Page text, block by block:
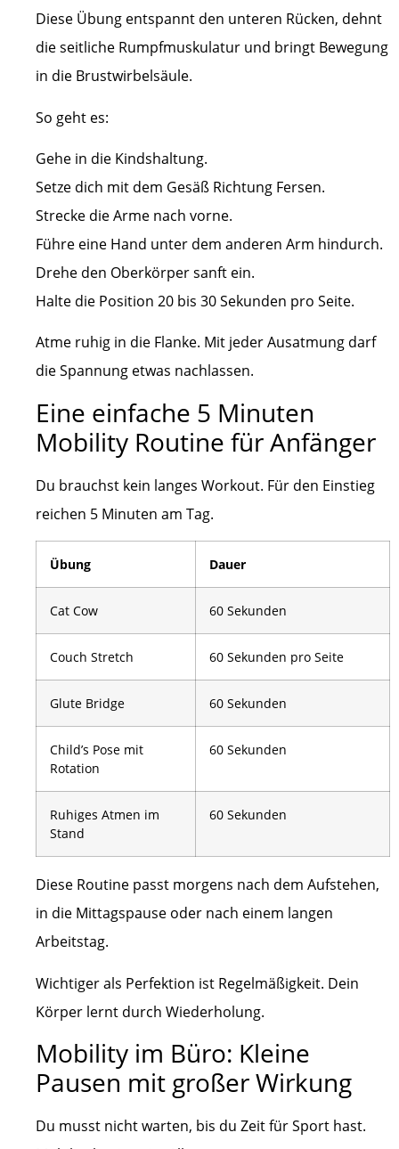
Diese Übung entspannt den unteren Rücken, dehnt
die seitliche Rumpfmuskulatur und bringt Bewegung
in die Brustwirbelsäule.
So geht es:
Gehe in die Kindshaltung.
Setze dich mit dem Gesäß Richtung Fersen.
Strecke die Arme nach vorne.
Führe eine Hand unter dem anderen Arm hindurch.
Drehe den Oberkörper sanft ein.
Halte die Position 20 bis 30 Sekunden pro Seite.
Atme ruhig in die Flanke. Mit jeder Ausatmung darf
die Spannung etwas nachlassen.
Eine einfache 5 Minuten
Mobility Routine für Anfänger
Du brauchst kein langes Workout. Für den Einstieg
reichen 5 Minuten am Tag.
Übung Dauer
Cat Cow 60 Sekunden
Couch Stretch 60 Sekunden pro Seite
Glute Bridge 60 Sekunden
Child’s Pose mit
Rotation
60 Sekunden
Ruhiges Atmen im
Stand
60 Sekunden
Diese Routine passt morgens nach dem Aufstehen,
in die Mittagspause oder nach einem langen
Arbeitstag.
Wichtiger als Perfektion ist Regelmäßigkeit. Dein
Körper lernt durch Wiederholung.
Mobility im Büro: Kleine
Pausen mit großer Wirkung
Du musst nicht warten, bis du Zeit für Sport hast.